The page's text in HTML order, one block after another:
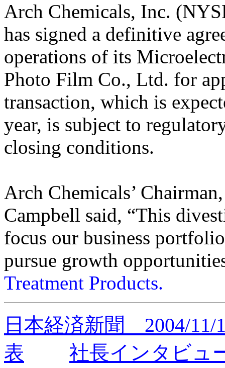
Arch Chemicals, Inc.
has signed a definitive
operations of its
Photo Film Co., Ltd. for
transaction, which is
year, is subject to
closing conditions.
Arch Chemicals’
Campbell said, “This
focus our business
pursue growth
Treatment Products.
日本経済新聞 2004/11/
表
社長インタビュ